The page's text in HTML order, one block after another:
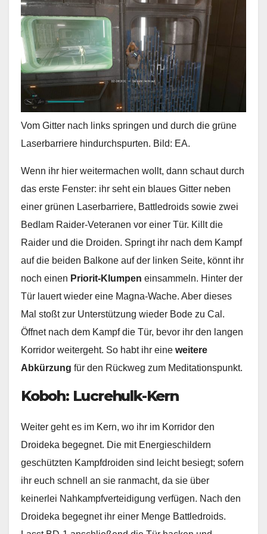
Vom Gitter nach links springen und durch die grüne
Laserbarriere hindurchspurten. Bild: EA.
Wenn ihr hier weitermachen wollt, dann schaut durch
das erste Fenster: ihr seht ein blaues Gitter neben
einer grünen Laserbarriere, Battledroids sowie zwei
Bedlam Raider-Veteranen vor einer Tür. Killt die
Raider und die Droiden. Springt ihr nach dem Kampf
auf die beiden Balkone auf der linken Seite, könnt ihr
noch einen Priorit-Klumpen einsammeln. Hinter der
Tür lauert wieder eine Magna-Wache. Aber dieses
Mal stoßt zur Unterstützung wieder Bode zu Cal.
Öffnet nach dem Kampf die Tür, bevor ihr den langen
Korridor weitergeht. So habt ihr eine weitere
Abkürzung für den Rückweg zum Meditationspunkt.
Koboh: Lucrehulk-Kern
Weiter geht es im Kern, wo ihr im Korridor den
Droideka begegnet. Die mit Energieschildern
geschützten Kampfdroiden sind leicht besiegt; sofern
ihr euch schnell an sie ranmacht, da sie über
keinerlei Nahkampfverteidigung verfügen. Nach den
Droideka begegnet ihr einer Menge Battledroids.